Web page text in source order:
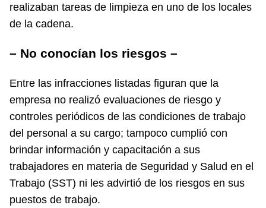
realizaban tareas de limpieza en uno de los locales
de la cadena.
– No conocían los riesgos –
Entre las infracciones listadas figuran que la
empresa no realizó evaluaciones de riesgo y
controles periódicos de las condiciones de trabajo
del personal a su cargo; tampoco cumplió con
brindar información y capacitación a sus
trabajadores en materia de Seguridad y Salud en el
Trabajo (SST) ni les advirtió de los riesgos en sus
puestos de trabajo.